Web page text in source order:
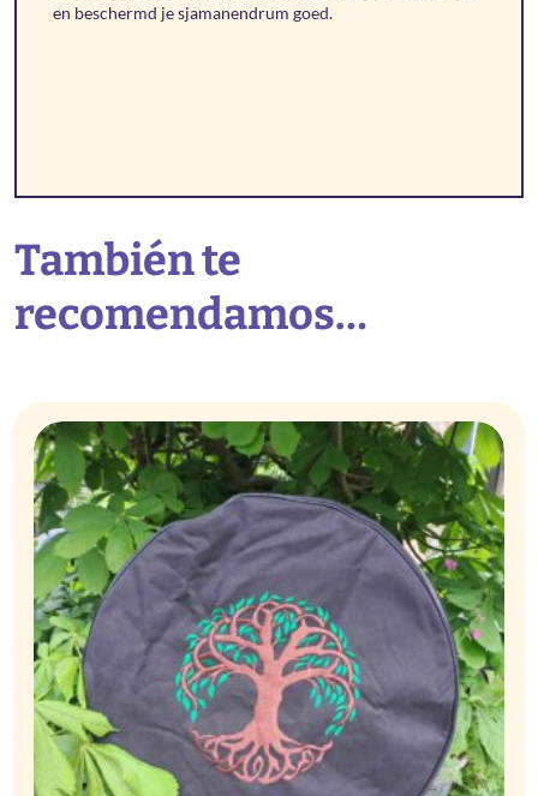
en beschermd je sjamanendrum goed.
También te
recomendamos…